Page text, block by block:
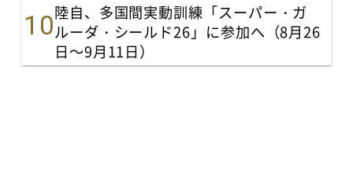
陸自、多国間実動訓練「スーパー・ガ
ルーダ・シールド26」に参加へ（8月26
日～9月11日）